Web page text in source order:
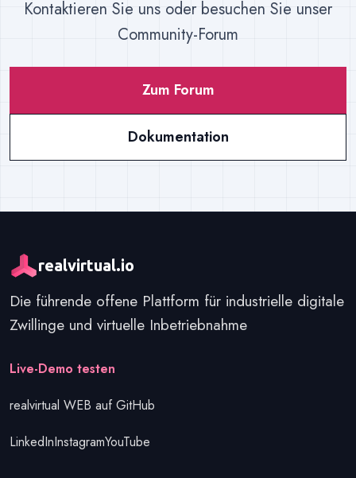
+ CONNECT, perpetual). Im realvirtual WEB
Browser-Bein der Plattform – in Unity sprechen
die realvirtual-Interfaces direkt mit den
Kontaktieren Sie uns oder besuchen Sie unser
Community-Forum
Zum Forum
Dokumentation
realvirtual.io
Die führende offene Plattform für industrielle digitale
Zwillinge und virtuelle Inbetriebnahme
Live-Demo testen
realvirtual WEB auf GitHub
LinkedInInstagramYouTube